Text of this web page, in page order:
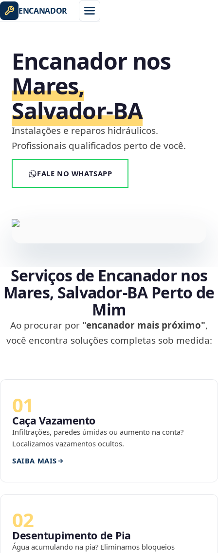
ENCANADOR
Encanador nos
Mares,
Salvador‑BA
Instalações e reparos hidráulicos.
Profissionais qualificados perto de você.
FALE NO WHATSAPP
Serviços de Encanador nos
Mares, Salvador‑BA Perto de
Mim
Ao procurar por "encanador mais próximo",
você encontra soluções completas sob medida:
01
Caça Vazamento
Infiltrações, paredes úmidas ou aumento na conta?
Localizamos vazamentos ocultos.
SAIBA MAIS
02
Desentupimento de Pia
Água acumulando na pia? Eliminamos bloqueios